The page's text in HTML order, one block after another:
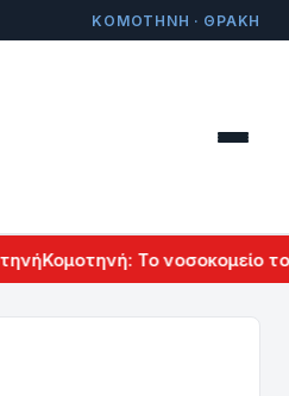
ΚΟΜΟΤΗΝΗ · ΘΡΑΚΗ
Το νοσοκομείο του